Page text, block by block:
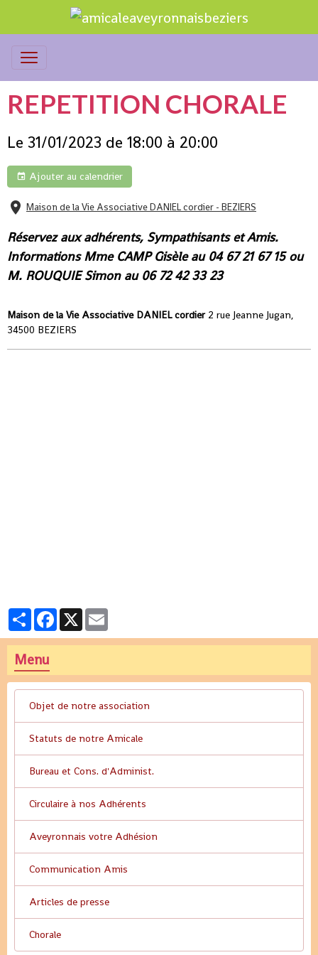
REPETITION CHORALE
Le 31/01/2023 de 18:00 à 20:00
Ajouter au calendrier
Maison de la Vie Associative DANIEL cordier - BEZIERS
Réservez aux adhérents, Sympathisants et Amis.
Informations Mme CAMP Gisèle au 04 67 21 67 15 ou
M. ROUQUIE Simon au 06 72 42 33 23
Maison de la Vie Associative DANIEL cordier2 rue Jeanne Jugan,
34500 BEZIERS
PartagerFacebook
X
Menu
Objet de notre association
Statuts de notre Amicale
Bureau et Cons. d'Administ.
Circulaire à nos Adhérents
Aveyronnais votre Adhésion
Communication Amis
Articles de presse
Chorale